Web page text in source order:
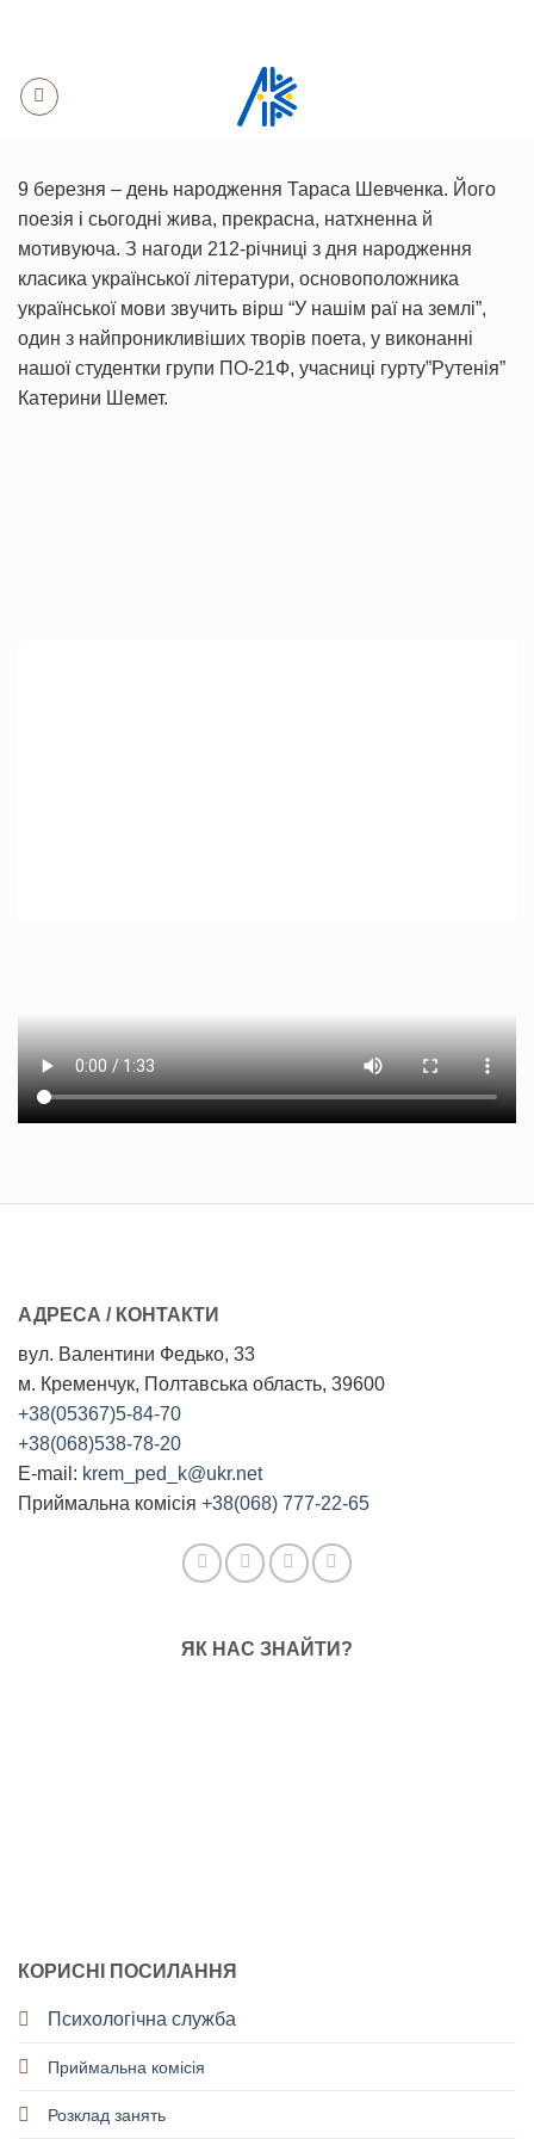
content
9 березня – день народження Тараса Шевченка. Його
поезія і сьогодні жива, прекрасна, натхненна й
мотивуюча. З нагоди 212-річниці з дня народження
класика української літератури, основоположника
української мови звучить вірш “У нашім раї на землі”,
один з найпроникливіших творів поета, у виконанні
нашої студентки групи ПО-21Ф, учасниці гурту”Рутенія”
Катерини Шемет.
АДРЕСА / КОНТАКТИ
вул. Валентини Федько, 33
м. Кременчук, Полтавська область, 39600
+38(05367)5-84-70
+38(068)538-78-20
E-mail: krem_ped_k@ukr.net
Приймальна комісія +38(068) 777-22-65
ЯК НАС ЗНАЙТИ?
КОРИСНІ ПОСИЛАННЯ
Психологічна служба
Приймальна комісія
Розклад занять